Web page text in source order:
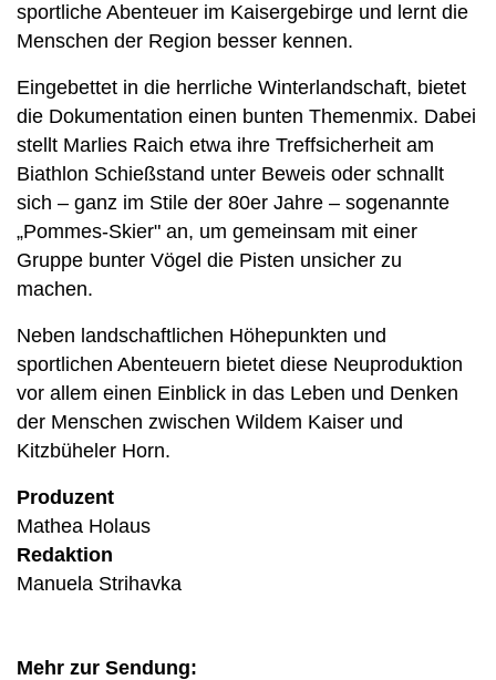
sportliche Abenteuer im Kaisergebirge und lernt die
Menschen der Region besser kennen.
Eingebettet in die herrliche Winterlandschaft, bietet
die Dokumentation einen bunten Themenmix. Dabei
stellt Marlies Raich etwa ihre Treffsicherheit am
Biathlon Schießstand unter Beweis oder schnallt
sich – ganz im Stile der 80er Jahre – sogenannte
„Pommes-Skier" an, um gemeinsam mit einer
Gruppe bunter Vögel die Pisten unsicher zu
machen.
Neben landschaftlichen Höhepunkten und
sportlichen Abenteuern bietet diese Neuproduktion
vor allem einen Einblick in das Leben und Denken
der Menschen zwischen Wildem Kaiser und
Kitzbüheler Horn.
Produzent
Mathea Holaus
Redaktion
Manuela Strihavka
Mehr zur Sendung: